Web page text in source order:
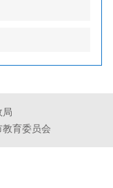
局
教育委员会